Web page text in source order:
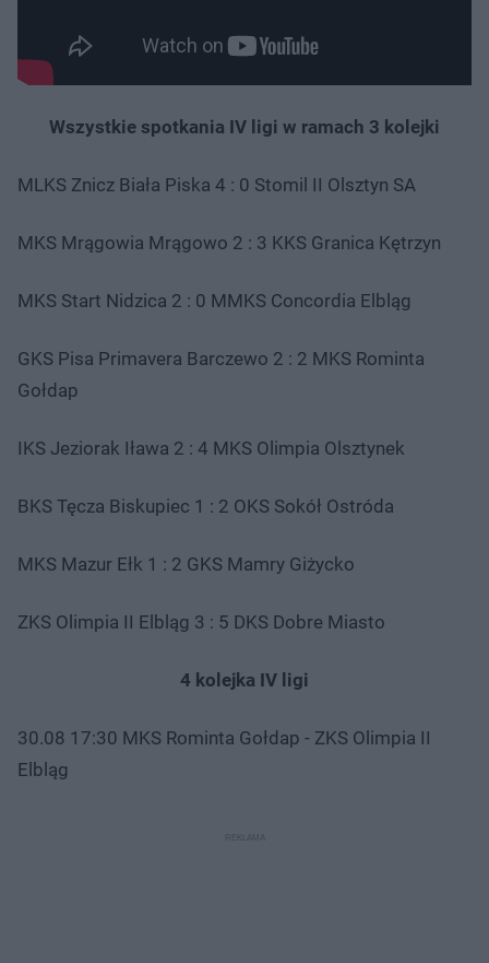
Wszystkie spotkania IV ligi w ramach 3 kolejki
MLKS Znicz Biała Piska 4 : 0 Stomil II Olsztyn SA
MKS Mrągowia Mrągowo 2 : 3 KKS Granica Kętrzyn
MKS Start Nidzica 2 : 0 MMKS Concordia Elbląg
GKS Pisa Primavera Barczewo 2 : 2 MKS Rominta
Gołdap
IKS Jeziorak Iława 2 : 4 MKS Olimpia Olsztynek
BKS Tęcza Biskupiec 1 : 2 OKS Sokół Ostróda
MKS Mazur Ełk 1 : 2 GKS Mamry Giżycko
ZKS Olimpia II Elbląg 3 : 5 DKS Dobre Miasto
4 kolejka IV ligi
30.08 17:30 MKS Rominta Gołdap - ZKS Olimpia II
Elbląg